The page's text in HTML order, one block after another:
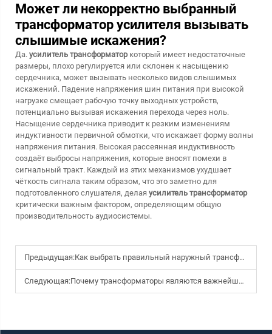
Может ли некорректно выбранный
трансформатор усилителя вызывать
слышимые искажения?
Да. усилитель трансформатор который имеет недостаточные
размеры, плохо регулируется или склонен к насыщению
сердечника, может вызывать несколько видов слышимых
искажений. Падение напряжения шин питания при высокой
нагрузке смещает рабочую точку выходных устройств,
потенциально вызывая искажения перехода через ноль.
Насыщение сердечника приводит к резким изменениям
индуктивности первичной обмотки, что искажает форму волны
напряжения питания. Высокая рассеянная индуктивность
создаёт выбросы напряжения, которые вносят помехи в
сигнальный тракт. Каждый из этих механизмов ухудшает
чёткость сигнала таким образом, что это заметно для
подготовленного слушателя, делая усилитель трансформатор
критически важным фактором, определяющим общую
производительность аудиосистемы.
Предыдущая:Как выбрать правильный наружный трансформатор для вашего объекта?
Следующая:Почему трансформаторы являются важнейшими компонентами современных электрических систем?